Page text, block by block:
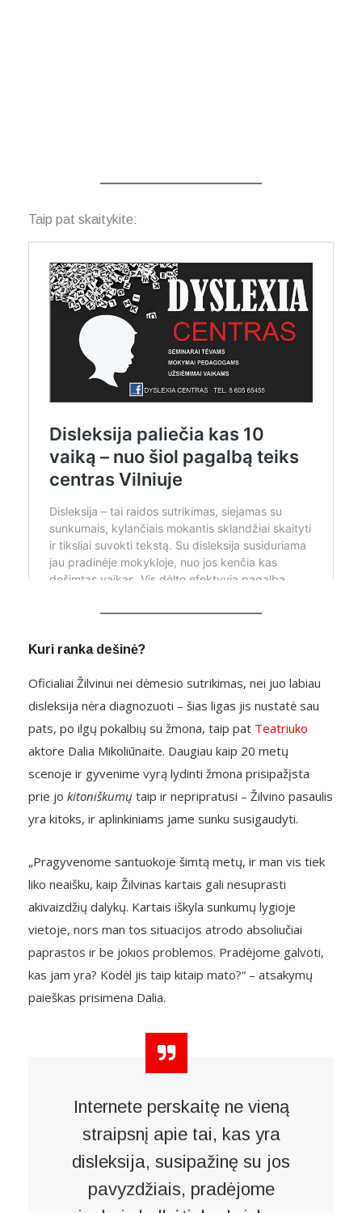
Taip pat skaitykite:
Kuri ranka dešinė?
Oficialiai Žilvinui nei dėmesio sutrikimas, nei juo labiau
disleksija nėra diagnozuoti – šias ligas jis nustatė sau
pats, po ilgų pokalbių su žmona, taip pat Teatriuko
aktore Dalia Mikoliūnaite. Daugiau kaip 20 metų
scenoje ir gyvenime vyrą lydinti žmona prisipažįsta
prie jo kitoniškumų taip ir nepripratusi – Žilvino pasaulis
yra kitoks, ir aplinkiniams jame sunku susigaudyti.
„Pragyvenome santuokoje šimtą metų, ir man vis tiek
liko neaišku, kaip Žilvinas kartais gali nesuprasti
akivaizdžių dalykų. Kartais iškyla sunkumų lygioje
vietoje, nors man tos situacijos atrodo absoliučiai
paprastos ir be jokios problemos. Pradėjome galvoti,
kas jam yra? Kodėl jis taip kitaip mato?“ – atsakymų
paieškas prisimena Dalia.
Internete perskaitę ne vieną
straipsnį apie tai, kas yra
disleksija, susipažinę su jos
pavyzdžiais, pradėjome